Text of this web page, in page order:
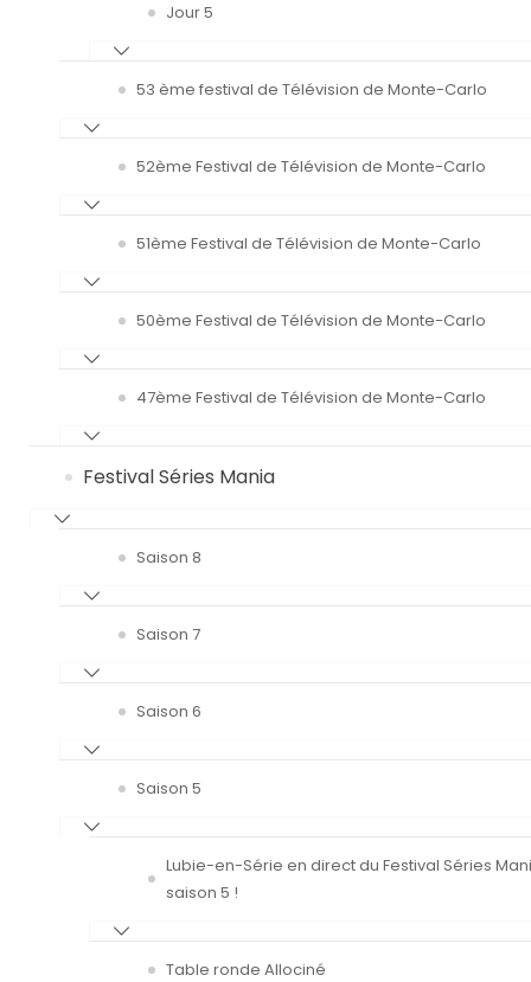
Jour 5
53 ème festival de Télévision de Monte-Carlo
52ème Festival de Télévision de Monte-Carlo
51ème Festival de Télévision de Monte-Carlo
50ème Festival de Télévision de Monte-Carlo
47ème Festival de Télévision de Monte-Carlo
Festival Séries Mania
Saison 8
Saison 7
Saison 6
Saison 5
Lubie-en-Série en direct du Festival Séries
saison 5 !
Table ronde Allociné